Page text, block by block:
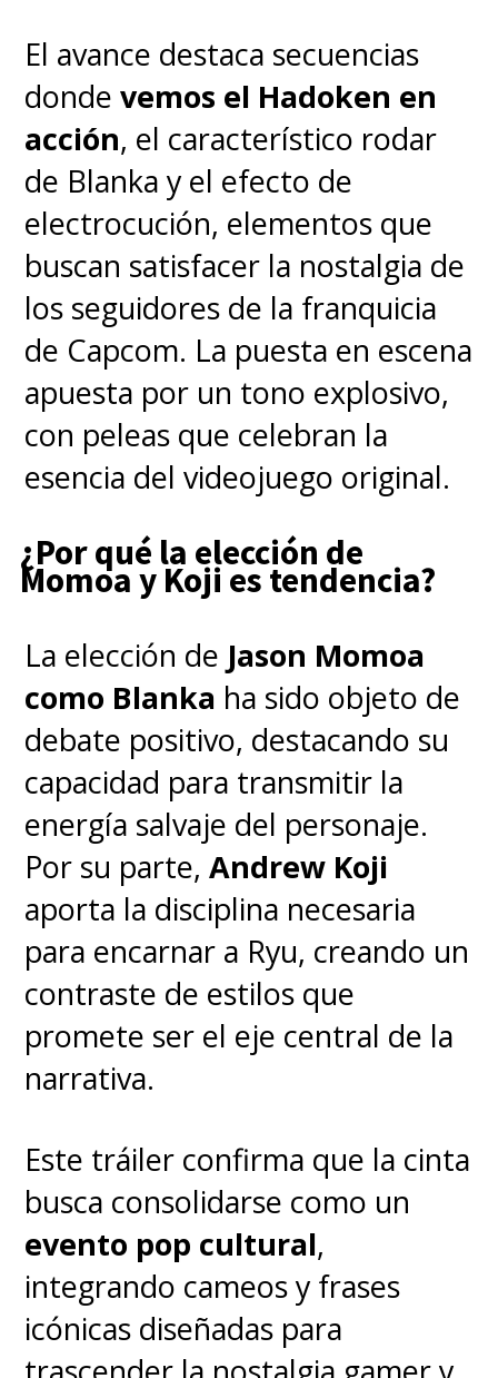
"Cazafantasmas" que nos
presentará nuevos
personajes, buscando
entregar una mirada
completamente nueva a la
franquicia de la mano de
Sony Pictures Animation.
Este largometraje animado será
dirigido porChris Prynoski
(Beavis and Butt-Head Do the
(Hotel Transylvania:
Transformania), teniendo un
guion deBrenda Hsueh(Star
Wars: Detours).
"Este fue un proyecto que
apasionaba a mi padre y es fácil
entender por qué. El mundo de
lo desconocido sólo puede
explorarse adecuadamente a
través del alcance ilimitado de la
animación", expresó Reitman.
project of my father’s and
it’s easy to understand
why. The world of the
unknown can only be
properly explored
El avance destaca secuencias
dondevemos el Hadoken en
acción, el característico rodar
de Blanka y el efecto de
electrocución, elementos que
buscan satisfacer la nostalgia de
los seguidores de la franquicia
de Capcom. La puesta en escena
apuesta por un tono explosivo,
con peleas que celebran la
esencia del videojuego original.
¿Por qué la elección de
Momoa y Koji es tendencia?
La elección de Jason Momoa
como Blanka ha sido objeto de
debate positivo, destacando su
capacidad para transmitir la
energía salvaje del personaje.
Por su parte,Andrew Koji
aporta la disciplina necesaria
para encarnar a Ryu, creando un
contraste de estilos que
promete ser el eje central de la
narrativa.
Este tráiler confirma que la cinta
busca consolidarse como un
evento pop cultural,
integrando cameos y frases
icónicas diseñadas para